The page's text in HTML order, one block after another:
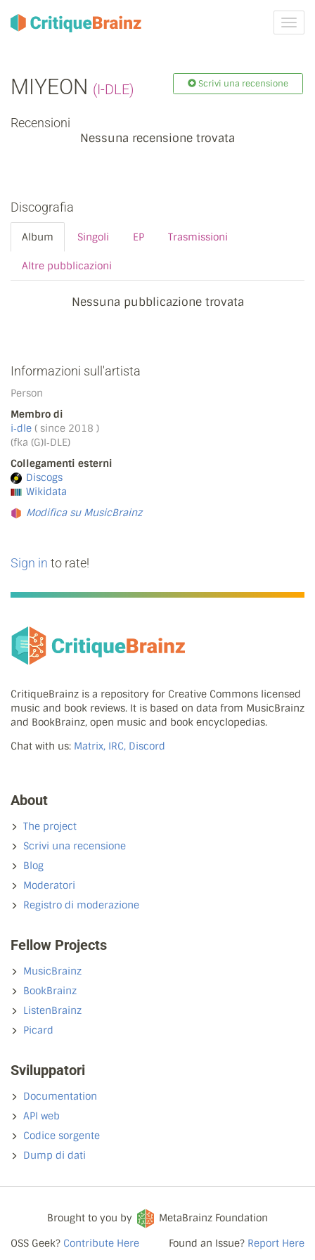
MIYEON (I-DLE) Scrivi una recensione
Recensioni
Nessuna recensione trovata
Discografia
Album Singoli EP Trasmissioni
Altre pubblicazioni
Nessuna pubblicazione trovata
Informazioni sull'artista
Person
Membro di
i‐dle ( since 2018 )
(fka (G)I‐DLE)
Collegamenti esterni
Discogs
Wikidata
Modifica su MusicBrainz
Sign in to rate!
CritiqueBrainz is a repository for Creative Commons licensed
music and book reviews. It is based on data from MusicBrainz
and BookBrainz, open music and book encyclopedias.
Chat with us: Matrix, IRC, Discord
About
The project
Scrivi una recensione
Blog
Moderatori
Registro di moderazione
Fellow Projects
MusicBrainz
BookBrainz
ListenBrainz
Picard
Sviluppatori
Documentation
API web
Codice sorgente
Dump di dati
OSS Geek? Contribute Here
Brought to you by
MetaBrainz Foundation
Found an Issue? Report Here